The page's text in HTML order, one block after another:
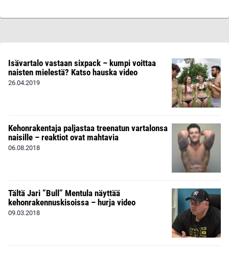
Isävartalo vastaan sixpack – kumpi voittaa
naisten mielestä? Katso hauska video
26.04.2019
Kehonrakentaja paljastaa treenatun vartalonsa
naisille – reaktiot ovat mahtavia
06.08.2018
Tältä Jari ”Bull” Mentula näyttää
kehonrakennuskisoissa – hurja video
09.03.2018